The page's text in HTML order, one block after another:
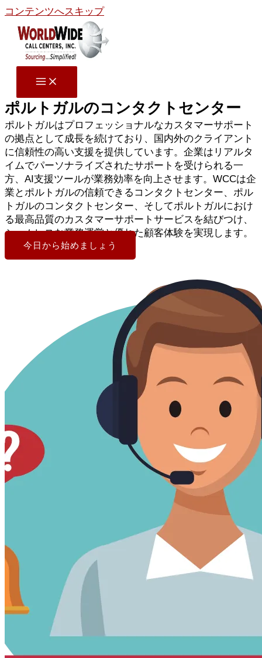
コンテンツへスキップ
ポルトガルのコンタクトセンター
ポルトガルはプロフェッショナルなカスタマーサポート
の拠点として成長を続けており、国内外のクライアント
に信頼性の高い支援を提供しています。企業はリアルタ
イムでパーソナライズされたサポートを受けられる一
方、AI支援ツールが業務効率を向上させます。WCCは企
業とポルトガルの信頼できるコンタクトセンター、ポル
トガルのコンタクトセンター、そしてポルトガルにおけ
る最高品質のカスタマーサポートサービスを結びつけ、
シームレスな業務運営と優れた顧客体験を実現します。
今日から始めましょう